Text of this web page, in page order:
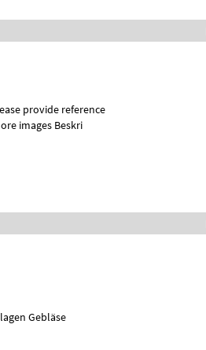
images Beskri
usw.. Förderanlagen Gebläse